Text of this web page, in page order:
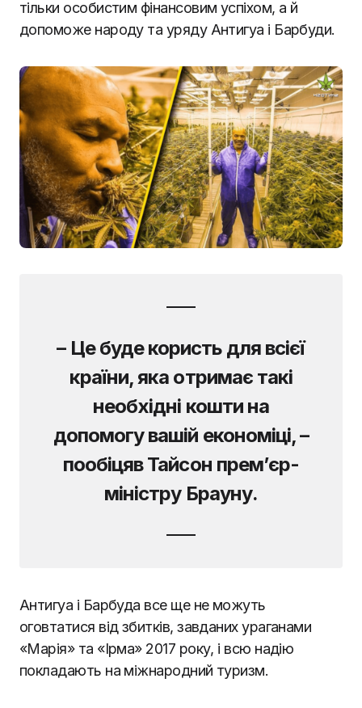
тільки особистим фінансовим успіхом, а й
допоможе народу та уряду Антигуа і Барбуди.
– Це буде користь для всієї
країни, яка отримає такі
необхідні кошти на
допомогу вашій економіці, –
пообіцяв Тайсон прем’єр-
міністру Брауну.
Антигуа і Барбуда все ще не можуть
оговтатися від збитків, завданих ураганами
«Марія» та «Ірма» 2017 року, і всю надію
покладають на міжнародний туризм.